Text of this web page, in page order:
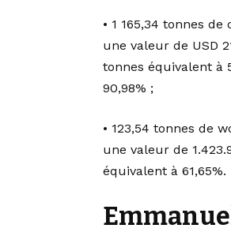
• 1 165,34 tonnes
une valeur de USD
tonnes équivalent à
90,98% ;
• 123,54 tonnes de
une valeur de
équivalent à 61,65%.